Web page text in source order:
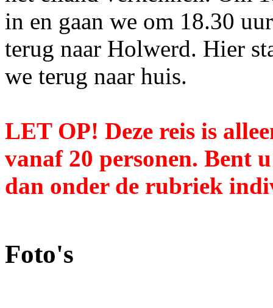
in en gaan we om 18.30
terug naar Holwerd. Hier
we terug naar huis.
LET OP! Deze reis is
vanaf 20 personen. Bent
dan onder de rubriek
Foto's